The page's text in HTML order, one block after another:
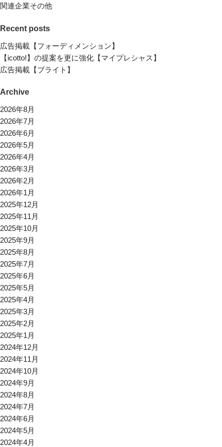
関連企業その他
Recent posts
広告掲載【フォーディメンション】
【icotto!】の提案を更に強化【マイプレシャス】
広告掲載【ブライト】
Archive
2026年8月
2026年7月
2026年6月
2026年5月
2026年4月
2026年3月
2026年2月
2026年1月
2025年12月
2025年11月
2025年10月
2025年9月
2025年8月
2025年7月
2025年6月
2025年5月
2025年4月
2025年3月
2025年2月
2025年1月
2024年12月
2024年11月
2024年10月
2024年9月
2024年8月
2024年7月
2024年6月
2024年5月
2024年4月